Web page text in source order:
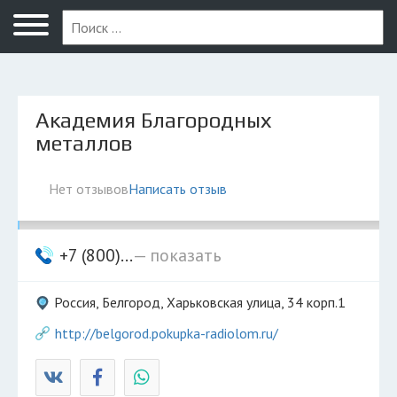
Белгород
Академия Благородных
металлов
Нет отзывовНаписать отзыв
+7 (800)...— показать
Россия, Белгород, Харьковская улица, 34 корп.1
http://belgorod.pokupka-radiolom.ru/